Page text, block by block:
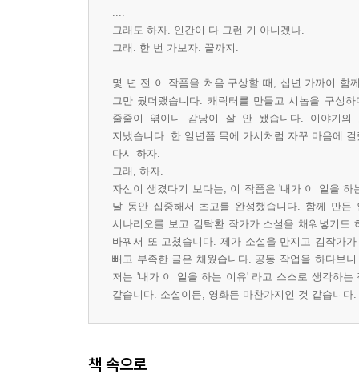
....
그래도 하자. 인간이 다 그런 거 아니겠나.
그래. 한 번 가보자. 끝까지.
몇 년 전 이 작품을 처음 구상할 때, 십년 가까이 함
그만 뒀더랬습니다. 캐릭터를 만들고 시놉을 구성
줄줄이 엮이니 감당이 잘 안 됐습니다. 이야기
지냈습니다. 한 일년쯤 목에 가시처럼 자꾸 마음에
다시 하자.
그래, 하자.
자신이 생겼다기 보다는, 이 작품은 '내가 이 일을
달 동안 집중해서 초고를 완성했습니다. 함께 만
시나리오를 보고 김탁환 작가가 소설을 채워넣기
바꿔서 또 고쳤습니다. 제가 소설을 만지고 김작가
빼고 부족한 글은 채웠습니다. 공동 작업을 하다보
저는 '내가 이 일을 하는 이유' 라고 스스로 생각하
같습니다. 소설이든, 영화든 마찬가지인 것 같습니
책 속으로